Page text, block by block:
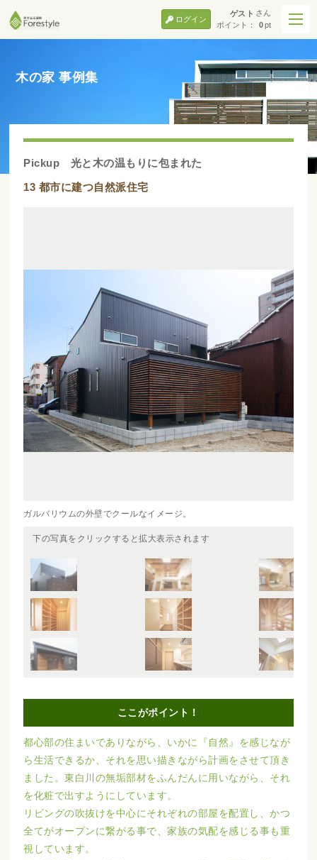
ゲスト さん
ポイント：
0pt
ログイン
木の家 事例集
Pickup 光と木の温もりに包まれた
13 都市に建つ自然派住宅
ガルバリウムの外壁でクールなイメージ。
下の写真をクリックすると拡大表示されます
ここがポイント！
都心部の住まいでありながら、いかに『自然』を感じなが
ら生活できるか、それを思い描きながら計画をさせて頂き
ました。東白川の無垢部材をふんだんに用いながら、それ
を化粧で出すようにしています。
リビングの吹抜けを中心にそれぞれの部屋を配置し、かつ
全てがオープンに繋がる事で、家族の気配を感じる事も重
視しています。